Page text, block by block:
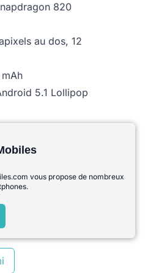
820
au dos, 12
5.1 Lollipop
vous propose de nombreux